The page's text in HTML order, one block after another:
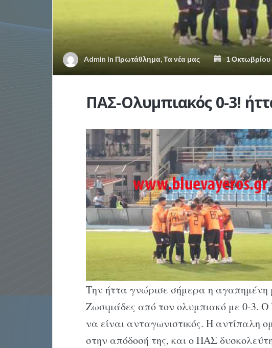
Admin in Πρωτάθλημα,Τα νέα μας 1 Οκτωβρίου
ΠΑΣ-Ολυμπιακός 0-3!
Την ήττα γνώρισε σήμερα η αγαπημένη
Ζωσιμάδες από τον ολυμπιακό με 0-3.
να είναι ανταγωνιστικός. Η αντίπαλη
στην απόδοσή της, και ο ΠΑΣ